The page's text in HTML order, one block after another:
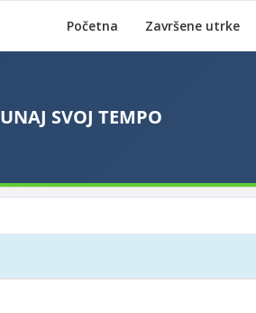
Početna Završene utrke